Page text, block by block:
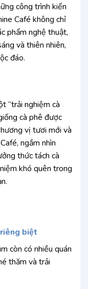
công trình kiến
Café không chỉ
phẩm nghệ thuật,
và thiên nhiên,
đáo.
“trải nghiệm cà
cà phê được
vị tươi mới và
ngắm nhìn
thức tách cà
khó quên trong
biệt
còn có nhiều quán
thăm và trải